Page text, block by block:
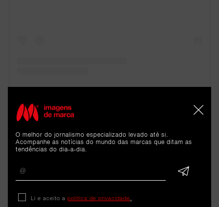
O melhor do jornalismo especializado levado até si.
Acompanhe as notícias do mundo das marcas que ditam as
tendências do dia-a-dia.
Li e aceito a política de privacidade.